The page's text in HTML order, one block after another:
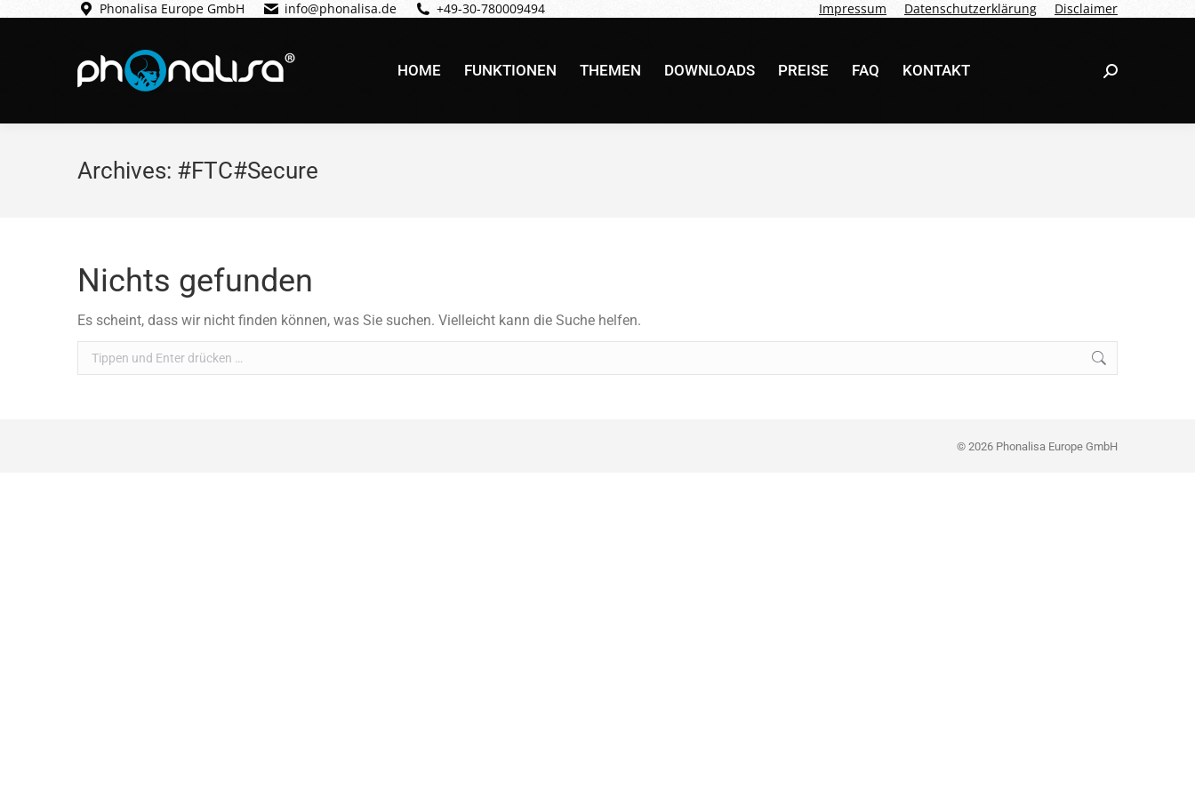
Phonalisa Europe GmbH info@phonalisa.de +49-30-780009494 Impressum Datenschutzerklärung Disclaimer
HOME FUNKTIONEN THEMEN DOWNLOADS PREISE FAQ KONTAKT Search:
Archives: #FTC#Secure
Nichts gefunden
Es scheint, dass wir nicht finden können, was Sie suchen. Vielleicht kann die Suche helfen.
Search:
© 2026 Phonalisa Europe GmbH